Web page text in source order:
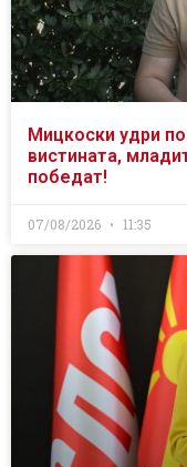
Мицкоски удри
вистината,
победат!
07/08/2026 11:35